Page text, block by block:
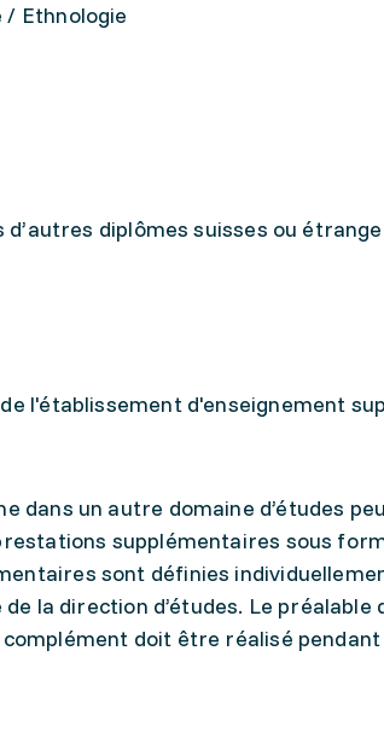
Ethnologie
diplômes suisses ou
l'établissement d'enseignement
dans un autre domaine d’études
supplémentaires sous
sont définies
de la direction d’études. Le
doit être réalisé